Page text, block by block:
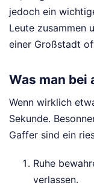
jedoch ein
Leute zusammen
einer Großstadt
Was man
Wenn wirklich
Sekunde.
Gaffer sind ein
Ruhe
verlassen.